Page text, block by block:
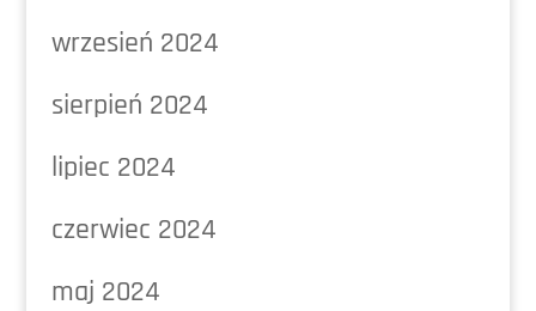
wrzesień 2024
sierpień 2024
lipiec 2024
czerwiec 2024
maj 2024